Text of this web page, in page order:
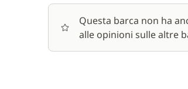
Wifi
Questa barca non ha
alle opinioni sulle altre